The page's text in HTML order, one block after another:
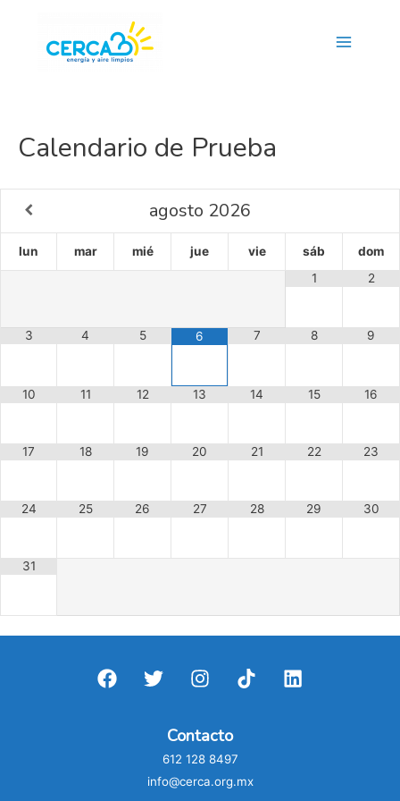
Calendario de Prueba
agosto 2026
lun mar mié jue vie sáb
dom
1
2
3 4 5 6 7 8 9
10 11 12 13 14 15 16
17 18 19 20 21 22 23
24 25 26 27 28 29 30
31
Contacto
612 128 8497
info@cerca.org.mx